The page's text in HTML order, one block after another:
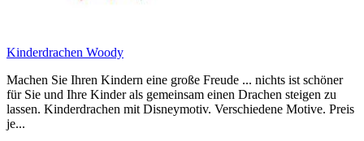
Kinderdrachen Woody
Machen Sie Ihren Kindern eine große Freude ... nichts ist schöner
für Sie und Ihre Kinder als gemeinsam einen Drachen steigen zu
lassen. Kinderdrachen mit Disneymotiv. Verschiedene Motive. Preis
je...